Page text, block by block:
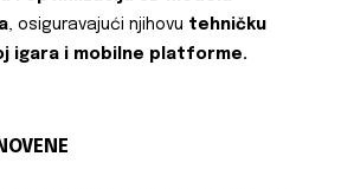
, osiguravajući njihovu tehničku
igara i mobilne platforme.